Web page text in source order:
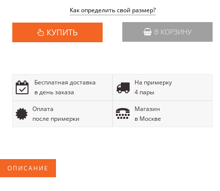
Как определить свой размер?
КУПИТЬ В КОРЗИНУ
Бесплатная доставка
в день заказа
На примерку
4 пары
Оплата
после примерки
Магазин
в Москве
ОПИСАНИЕ